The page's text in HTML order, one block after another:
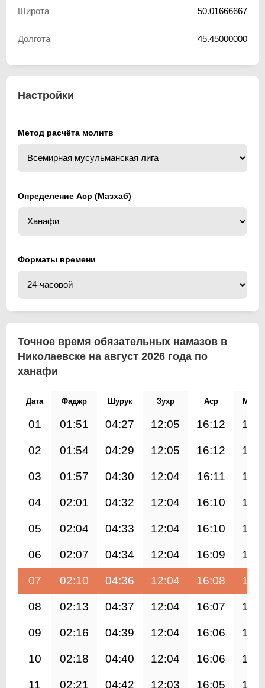
Широта 50.01666667
Долгота 45.45000000
Настройки
Метод расчёта молитв
Определение Аср (Мазхаб)
Форматы времени
Точное время обязательных намазов в
Николаевске на август 2026 года по
ханафи
Дата Фаджр Шурук Зухр Аср
01 01:51 04:27 12:05 16:12
02 01:54 04:29 12:05 16:12
03 01:57 04:30 12:04 16:11
04 02:01 04:32 12:04 16:10
05 02:04 04:33 12:04 16:10
06 02:07 04:34 12:04 16:09
07 02:10 04:36 12:04 16:08
08 02:13 04:37 12:04 16:07
09 02:16 04:39 12:04 16:06
10 02:18 04:40 12:04 16:06
11 02:21 04:42 12:03 16:05